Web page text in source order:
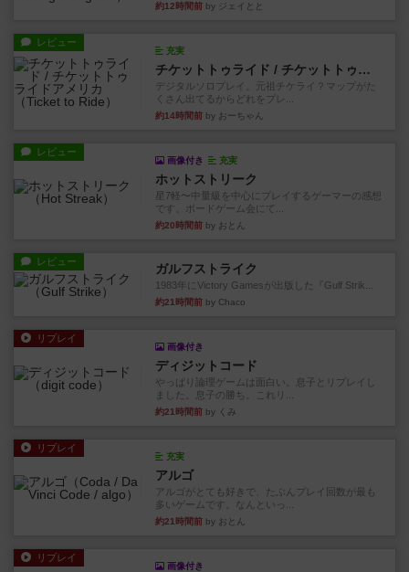
約12時間前 by ジェイとと
レビュー
充実
チケットトゥライド / チケットトゥライドアメリカ
デジタルソロプレイ。元祖チケライ？マップがた
くさん出てるからどれをプレ...
約14時間前 by おーちゃん
レビュー
画像付き 充実
ホットストリーク
星7軽〜中量級を中心にプレイするゲーマーの感想
です。ボードゲーム会にて...
約20時間前 by おとん
レビュー ガルフストライク
1983年にVictory Gamesが出版した『Gulf Strik...
約21時間前 by Chaco
リプレイ
画像付き
ディジットコード
やっぱり論理ゲームは面白い。息子とリプレイし
ました。息子の勝ち。これリ...
約21時間前 by くみ
リプレイ
充実
アルゴ
アルゴがとても好きで、たぶんプレイ回数が最も
多いゲームです。なんといっ...
約21時間前 by おとん
リプレイ
画像付き